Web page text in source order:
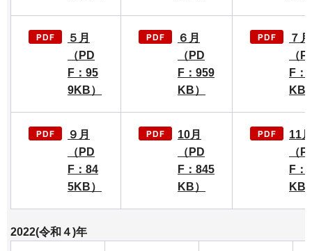
５月
（PD
F：95
9KB）
６月
（PD
F：959
KB）
７月
（
F：
KB
９月
（PD
F：84
5KB）
10月
（PD
F：845
KB）
11月
（
F：
KB
2022(令和４)年